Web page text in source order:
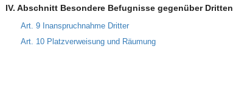
IV. Abschnitt Besondere Befugnisse gegenüber Dritten
Art. 9 Inanspruchnahme Dritter
Art. 10 Platzverweisung und Räumung